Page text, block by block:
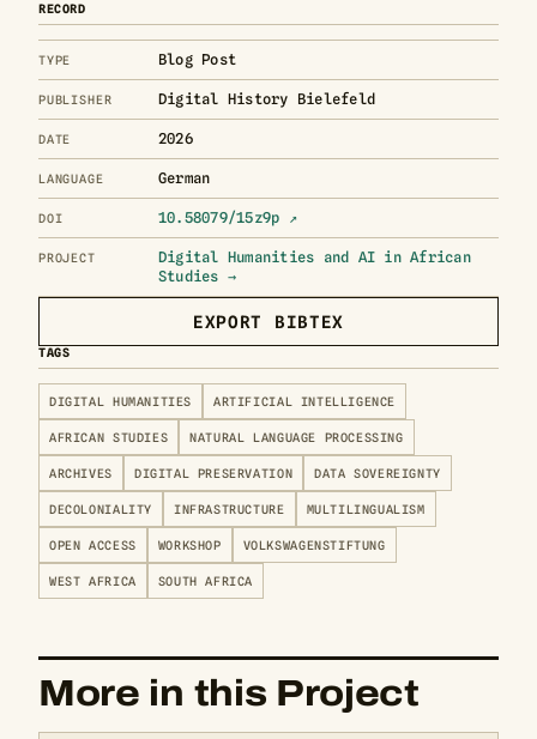
RECORD
TYPE Blog Post
PUBLISHER Digital History Bielefeld
DATE 2026
LANGUAGE German
DOI 10.58079/15z9p ↗
PROJECT
Digital Humanities and AI in African
Studies →
EXPORT BIBTEX
TAGS
DIGITAL HUMANITIES ARTIFICIAL INTELLIGENCE
AFRICAN STUDIES NATURAL LANGUAGE PROCESSING
ARCHIVES DIGITAL PRESERVATION DATA SOVEREIGNTY
DECOLONIALITY INFRASTRUCTURE MULTILINGUALISM
OPEN ACCESS WORKSHOP VOLKSWAGENSTIFTUNG
WEST AFRICA SOUTH AFRICA
More in this Project